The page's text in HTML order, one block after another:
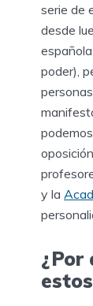
serie de
desde
poder),
y la
¿Por